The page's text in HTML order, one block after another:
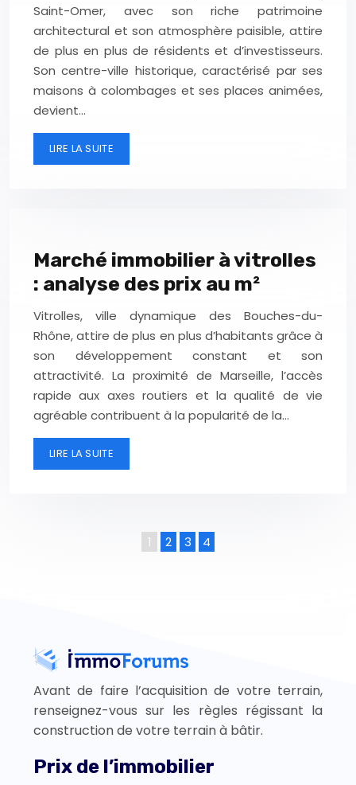
Saint-Omer, avec son riche patrimoine
architectural et son atmosphère paisible, attire
de plus en plus de résidents et d’investisseurs.
Son centre-ville historique, caractérisé par ses
maisons à colombages et ses places animées,
devient…
LIRE LA SUITE
Marché immobilier à vitrolles
: analyse des prix au m²
Vitrolles, ville dynamique des Bouches-du-
Rhône, attire de plus en plus d’habitants grâce à
son développement constant et son
attractivité. La proximité de Marseille, l’accès
rapide aux axes routiers et la qualité de vie
agréable contribuent à la popularité de la…
LIRE LA SUITE
1 2 3 4
Avant de faire l’acquisition de votre terrain,
renseignez-vous sur les règles régissant la
construction de votre terrain à bâtir.
Prix de l’immobilier